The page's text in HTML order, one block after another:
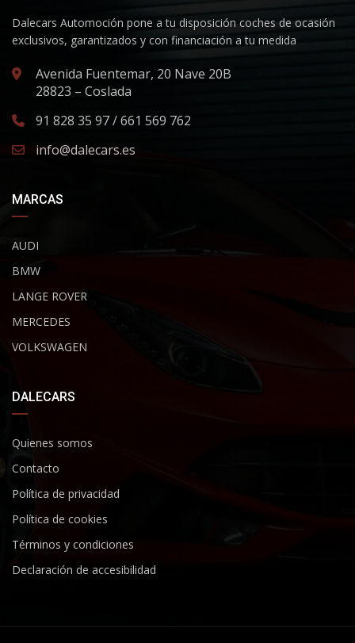
Dalecars Automoción pone a tu disposición coches de ocasión
exclusivos, garantizados y con financiación a tu medida
Avenida Fuentemar, 20 Nave 20B
28823 – Coslada
91 828 35 97 / 661 569 762
info@dalecars.es
MARCAS
AUDI
BMW
LANGE ROVER
MERCEDES
VOLKSWAGEN
DALECARS
Quienes somos
Contacto
Política de privacidad
Política de cookies
Términos y condiciones
Declaración de accesibilidad